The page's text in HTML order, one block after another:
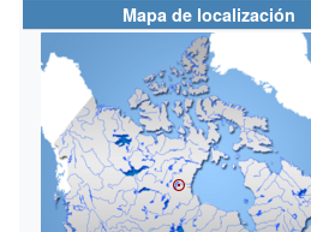
Mapa de localización